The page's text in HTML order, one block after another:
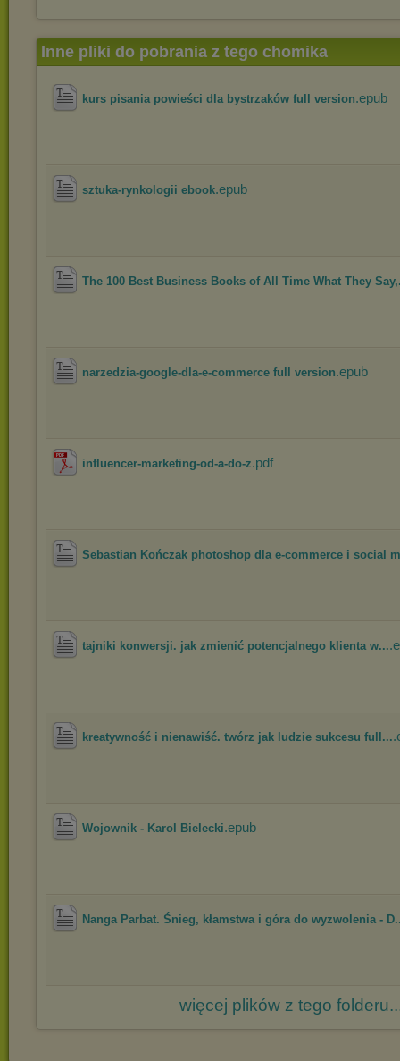
Inne pliki do pobrania z tego chomika
kurs pisania powieści dla bystrzaków full version.epub
sztuka-rynkologii ebook.epub
The 100 Best Business Books of All Time What They
narzedzia-google-dla-e-commerce full version.epub
influencer-marketing-od-a-do-z.pdf
Sebastian Kończak photoshop dla e-commerce i social
tajniki konwersji. jak zmienić potencjalnego klienta w...
kreatywność i nienawiść. twórz jak ludzie sukcesu full...
Wojownik - Karol Bielecki.epub
Nanga Parbat. Śnieg, kłamstwa i góra do wyzwolenia -
więcej plików z tego